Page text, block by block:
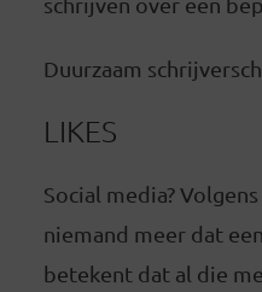
Duurzaam
LIKES
Social media?
niemand meer dat
betekent dat al die